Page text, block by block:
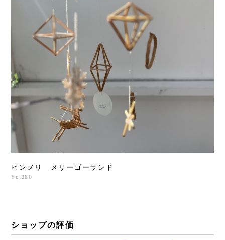
ヒンメリ メリーゴーランド
¥6,380
ショップの評価